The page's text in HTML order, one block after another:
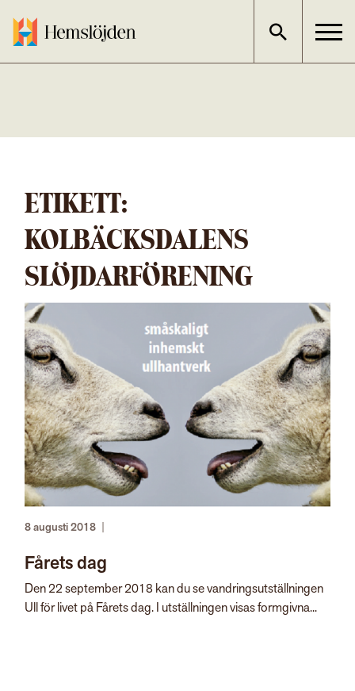
innehållet
ETIKETT:
KOLBÄCKSDALENS
SLÖJDARFÖRENING
8 augusti 2018
Fårets dag
Den 22 september 2018 kan du se vandringsutställningen
Ull för livet på Fårets dag. I utställningen visas formgivna...